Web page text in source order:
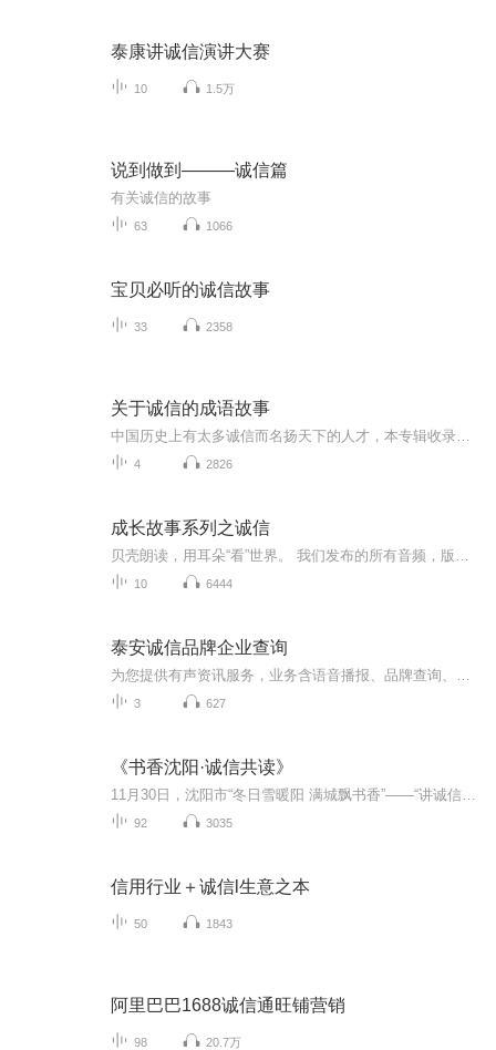
泰康讲诚信演讲大赛
10 1.5万
说到做到———诚信篇
有关诚信的故事
63 1066
宝贝必听的诚信故事
33 2358
关于诚信的成语故事
4 2826
成长故事系列之诚信
10 6444
泰安诚信品牌企业查询
3 627
《书香沈阳·诚信共读》
92 3035
信用行业＋诚信l生意之本
50 1843
阿里巴巴1688诚信通旺铺营销
98 20.7万